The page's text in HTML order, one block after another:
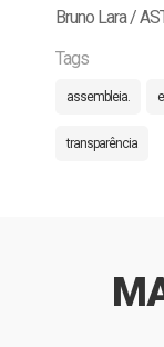
Bruno Lara /
Tags
assembleia.
transparência